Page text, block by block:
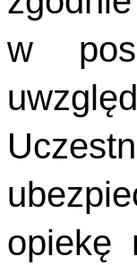
w
opiekę